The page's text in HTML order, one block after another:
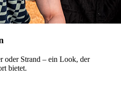
oder Strand – ein Look, der
bietet.